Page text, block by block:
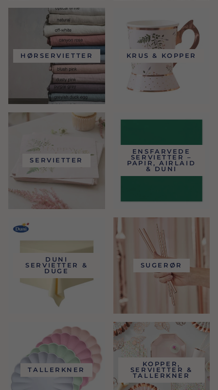
HØRSERVIETTER KRUS & KOPPER
SERVIETTER
ENSFARVEDE
SERVIETTER –
PAPIR, AIRLAID
& DUNI
DUNI
SERVIETTER &
DUGE
SUGERØR
TALLERKNER
KOPPER,
SERVIETTER &
TALLERKNER